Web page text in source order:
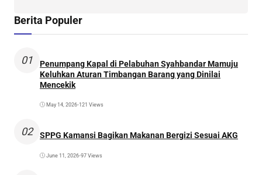
Berita Populer
01
Penumpang Kapal di Pelabuhan Syahbandar Mamuju
Keluhkan Aturan Timbangan Barang yang Dinilai
Mencekik
May 14, 2026•121 Views
02 SPPG Kamansi Bagikan Makanan Bergizi Sesuai AKG
June 11, 2026•97 Views